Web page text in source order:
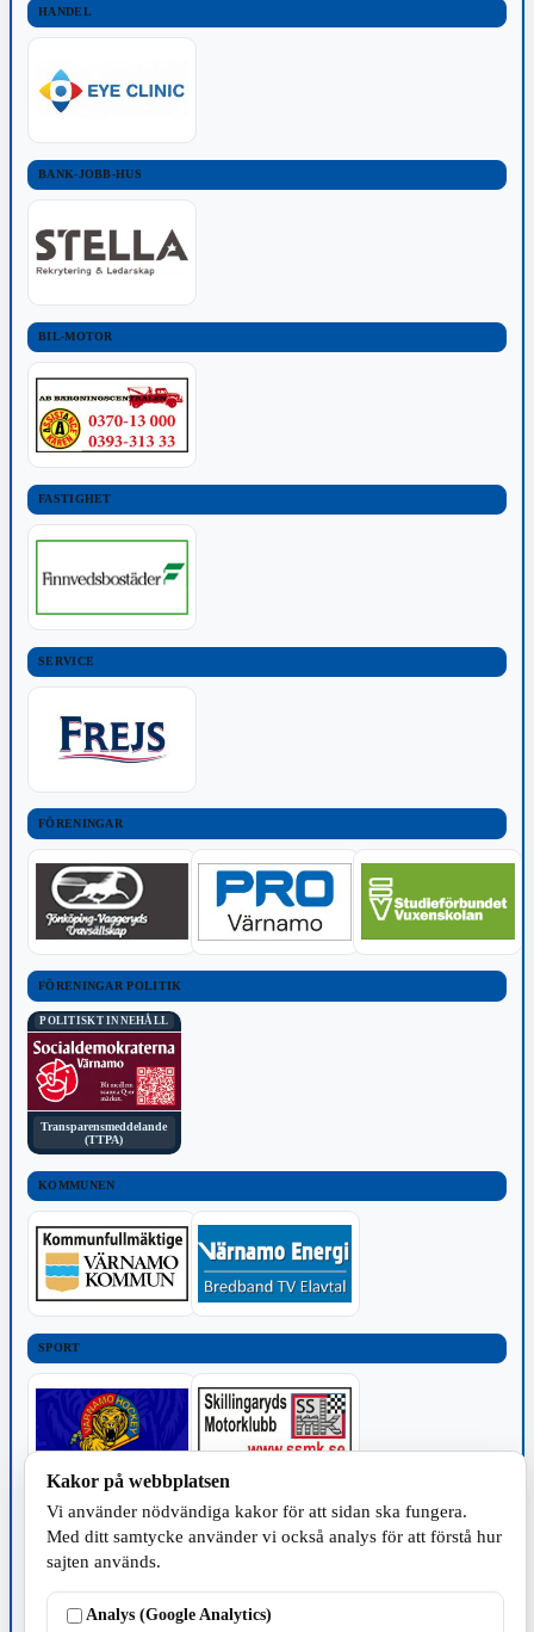
HANDEL
BANK-JOBB-HUS
BIL-MOTOR
FASTIGHET
SERVICE
FÖRENINGAR
FÖRENINGAR POLITIK
POLITISKT INNEHÅLL
Transparensmeddelande
(TTPA)
KOMMUNEN
SPORT
TILLVERKNING
Kakor på webbplatsen
Vi använder nödvändiga kakor för att sidan ska fungera.
Med ditt samtycke använder vi också analys för att förstå hur
sajten används.
Analys (Google Analytics)